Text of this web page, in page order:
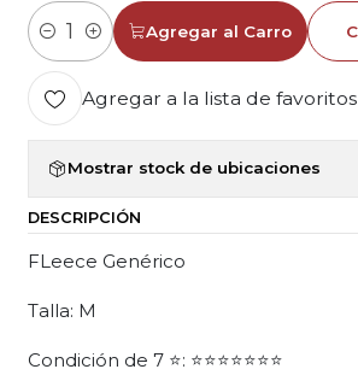
Cantidad
Agregar al Carro
Agregar a la lista de favoritos
Mostrar stock de ubicaciones
DESCRIPCIÓN
FLeece Genérico
Talla: M
Condición de 7 ⭐: ⭐⭐⭐⭐⭐⭐⭐